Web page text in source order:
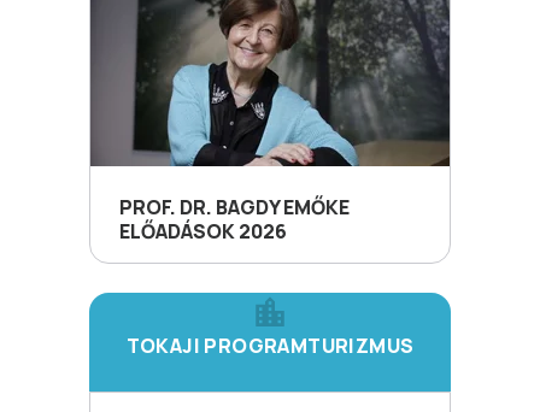
PROF. DR. BAGDY EMŐKE
ELŐADÁSOK 2026
TOKAJI PROGRAMTURIZMUS